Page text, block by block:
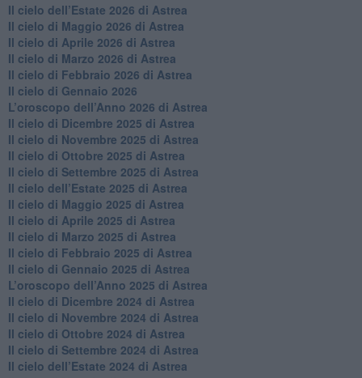
​Il cielo dell’Estate 2026 di Astrea
​Il cielo di Maggio 2026 di Astrea
​Il cielo di Aprile 2026 di Astrea
​Il cielo di Marzo 2026 di Astrea
​Il cielo di Febbraio 2026 di Astrea
Il cielo di Gennaio 2026
​L’oroscopo dell’Anno 2026 di Astrea
​Il cielo di Dicembre 2025 di Astrea
​Il cielo di Novembre 2025 di Astrea
​Il cielo di Ottobre 2025 di Astrea
Il cielo di Settembre 2025 di Astrea
Il cielo dell’Estate 2025 di Astrea
​Il cielo di Maggio 2025 di Astrea
​Il cielo di Aprile 2025 di Astrea
Il cielo di Marzo 2025 di Astrea
​Il cielo di Febbraio 2025 di Astrea
Il cielo di Gennaio 2025 di Astrea
​L’oroscopo dell’Anno 2025 di Astrea
​Il cielo di Dicembre 2024 di Astrea
Il cielo di Novembre 2024 di Astrea
​Il cielo di Ottobre 2024 di Astrea
​Il cielo di Settembre 2024 di Astrea
Il cielo dell’Estate 2024 di Astrea